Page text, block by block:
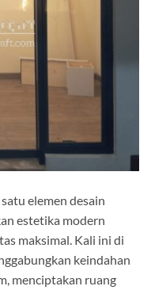
elemen desain
estetika modern
maksimal. Kali ini di
keindahan
menciptakan ruang